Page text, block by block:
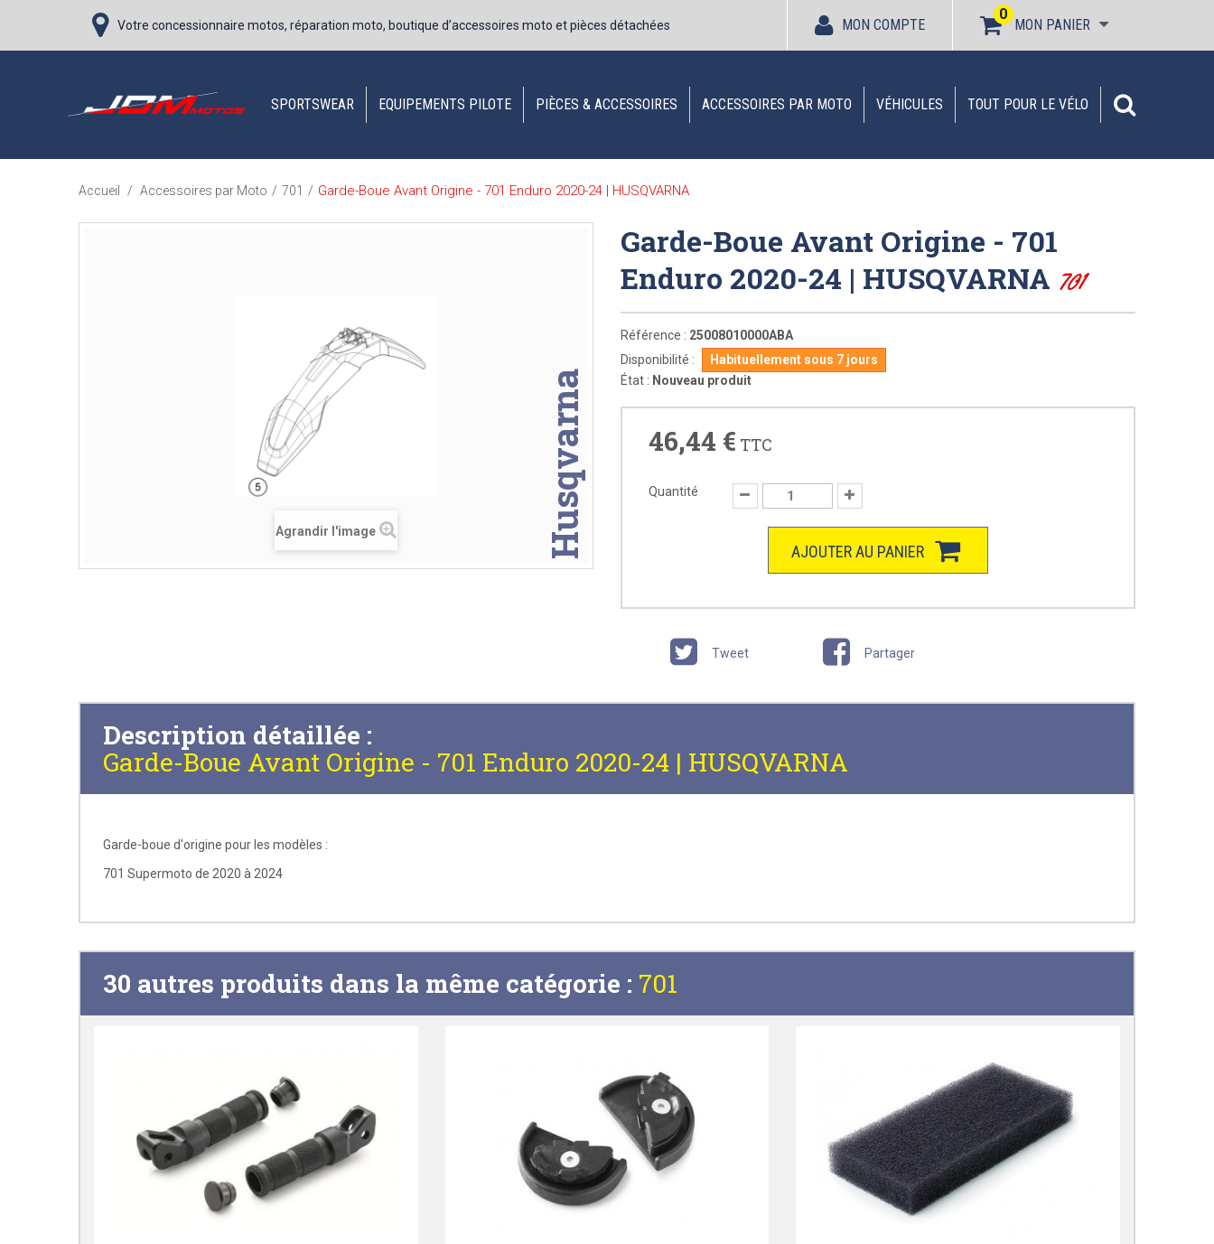
Votre concessionnaire motos, réparation moto, boutique d’accessoires moto et pièces détachées MON PANIER
0
MON COMPTE
SPORTSWEAR EQUIPEMENTS PILOTE PIÈCES & ACCESSOIRES ACCESSOIRES PAR MOTO VÉHICULES TOUT POUR LE VÉLO
Accueil / Accessoires par Moto / 701 / Garde-Boue Avant Origine - 701 Enduro 2020-24 | HUSQVARNA
Agrandir l'image Husqvarna
Garde-Boue Avant Origine - 701
Enduro 2020-24 | HUSQVARNA 701
Référence : 25008010000ABA
Disponibilité :
Habituellement sous 7 jours
État : Nouveau produit
46,44 € TTC
Quantité
AJOUTER AU PANIER
Tweet Partager
Description détaillée :
Garde-Boue Avant Origine - 701 Enduro 2020-24 | HUSQVARNA
Garde-boue d'origine pour les modèles :
701 Supermoto de 2020 à 2024
30 autres produits dans la même catégorie : 701